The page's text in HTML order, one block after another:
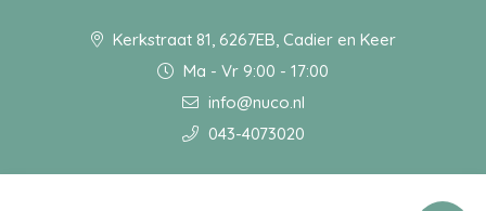
Kerkstraat 81, 6267EB, Cadier en Keer
Ma - Vr 9:00 - 17:00
info@nuco.nl
043-4073020